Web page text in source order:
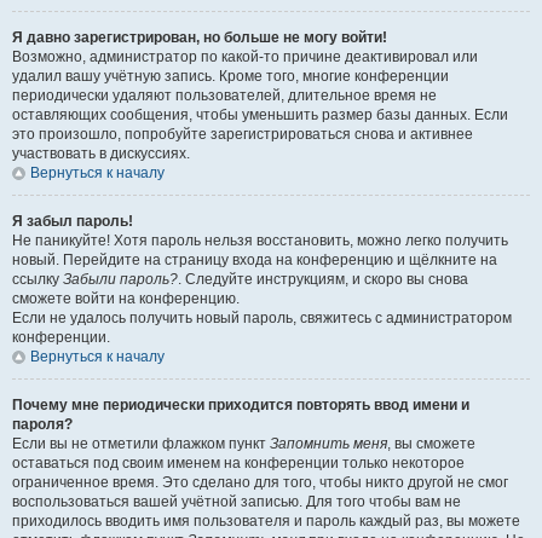
Я давно зарегистрирован, но больше не могу войти!
Возможно, администратор по какой-то причине деактивировал или
удалил вашу учётную запись. Кроме того, многие конференции
периодически удаляют пользователей, длительное время не
оставляющих сообщения, чтобы уменьшить размер базы данных. Если
это произошло, попробуйте зарегистрироваться снова и активнее
участвовать в дискуссиях.
Вернуться к началу
Я забыл пароль!
Не паникуйте! Хотя пароль нельзя восстановить, можно легко получить
новый. Перейдите на страницу входа на конференцию и щёлкните на
ссылку Забыли пароль?. Следуйте инструкциям, и скоро вы снова
сможете войти на конференцию.
Если не удалось получить новый пароль, свяжитесь с администратором
конференции.
Вернуться к началу
Почему мне периодически приходится повторять ввод имени и
пароля?
Если вы не отметили флажком пункт Запомнить меня, вы сможете
оставаться под своим именем на конференции только некоторое
ограниченное время. Это сделано для того, чтобы никто другой не смог
воспользоваться вашей учётной записью. Для того чтобы вам не
приходилось вводить имя пользователя и пароль каждый раз, вы можете